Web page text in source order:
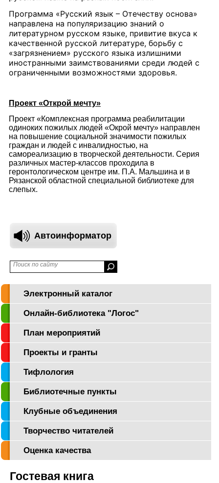
Программа «Русский язык – Отечеству основа»
направлена на популяризацию знаний о
литературном русском языке, привитие вкуса к
качественной русской литературе, борьбу с
«загрязнением» русского языка излишними
иностранными заимствованиями среди людей с
ограниченными возможностями здоровья.
Проект «Открой мечту»
Проект «Комплексная программа реабилитации
одиноких пожилых людей «Окрой мечту» направлен
на повышение социальной значимости пожилых
граждан и людей с инвалидностью, на
самореализацию в творческой деятельности. Серия
различных мастер-классов проходила в
геронтологическом центре им. П.А. Мальшина и в
Рязанской областной специальной библиотеке для
слепых.
Автоинформатор
Электронный каталог
Онлайн-библиотека "Логос"
План мероприятий
Проекты и гранты
Тифлология
Библиотечные пункты
Клубные объединения
Творчество читателей
Оценка качества
Гостевая книга